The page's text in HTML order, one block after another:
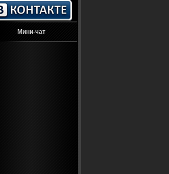
Мини-чат